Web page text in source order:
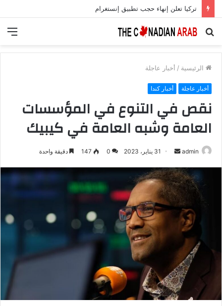
تركيا تعلن إنهاء حجب تطبيق إنستغرام
بحث
الرئيسية / أخبار عاجلة
أخبار عاجلة أخبار كندا
نقص في التنوع في المؤسسات
العامة وشبه العامة في كيبيك
admin
أرسل
إلكترونيا
31 يناير، 2023 0
147 دقيقة واحدة